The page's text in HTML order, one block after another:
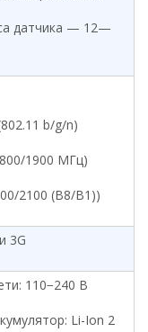
датчика — 12—
b/g/n)
1900 МГц)
2100 (B8/B1))
3G
110−240 В
Li-Ion 2